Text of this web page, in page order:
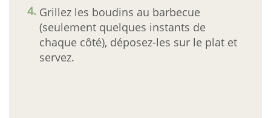
Grillez les boudins au barbecue
(seulement quelques instants de
chaque côté), déposez-les sur le plat et
servez.